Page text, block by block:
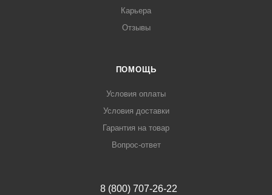
Карьера
Отзывы
ПОМОЩЬ
Условия оплаты
Условия доставки
Гарантия на товар
Вопрос-ответ
8 (800) 707-26-22